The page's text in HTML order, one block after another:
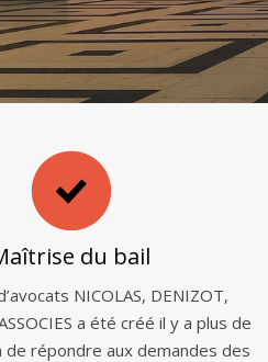
du bail
NICOLAS, DENIZOT,
a été créé il y a plus de
de répondre aux demandes des